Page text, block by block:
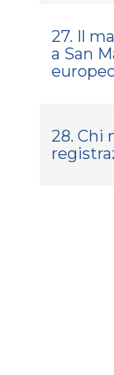
27. Il
a San
28. Chi